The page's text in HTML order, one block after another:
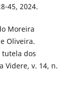
45, 2024.
Moreira
Oliveira.
dos
Videre, v. 14, n.